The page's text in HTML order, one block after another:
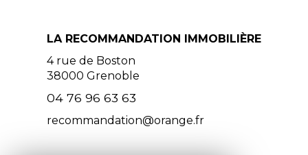
LA RECOMMANDATION IMMOBILIÈRE
4 rue de Boston
38000 Grenoble
04 76 96 63 63
recommandation@orange.fr